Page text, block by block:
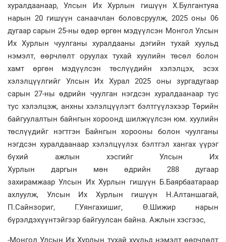
хуралдаанаар, Улсын Их Хурлын гишүүн Х.Булгантуяа
нарын 20 гишүүн санаачлан боловсруулж, 2025 оны 06
дугаар сарын 25-ны өдөр өргөн мэдүүлсэн Монгол Улсын
Их Хурлын чуулганы хуралдааны дэгийн тухай хуульд
нэмэлт, өөрчлөлт оруулах тухай хуулийн төсөл болон
хамт өргөн мэдүүлсэн төслүүдийн хэлэлцэх, эсэх
хэлэлцүүлгийг Улсын Их Хурал 2025 оны зургадугаар
сарын 27-ны өдрийн чуулган нэгдсэн хуралдаанаар тус
тус хэлэлцэж, анхны хэлэлцүүлэгт бэлтгүүлэхээр Төрийн
байгуулалтын байнгын хороонд шилжүүлсэн юм. хуулийн
төслүүдийг нэгтгэн Байнгын хорооны болон чуулганы
нэгдсэн хуралдаанаар хэлэлцүүлэх бэлтгэл хангах үүрэг
бүхий ажлын хэсгийг Улсын Их
Хурлын даргын мөн өдрийн 288 дугаар
захирамжаар Улсын Их Хурлын гишүүн Б.Баярбаатараар
ахлуулж, Улсын Их Хурлын гишүүн Н.Алтаншагай,
П.Сайнзориг, Г.Уянгахишиг, Ө.Шижир нарын
бүрэлдэхүүнтэйгээр байгуулсан байна. Ажлын хэсгээс,
-Монгол Улсын Их Хурлын тухай хуульд нэмэлт өөрчлөлт